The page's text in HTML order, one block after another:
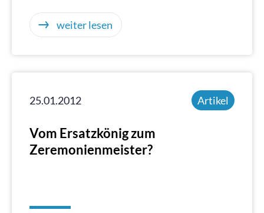
weiter lesen
25.01.2012 Artikel
Vom Ersatzkönig zum
Zeremonienmeister?